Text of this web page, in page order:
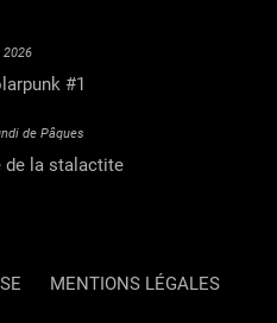
#1
de Pâques
de la stalactite
MENTIONS LÉGALES